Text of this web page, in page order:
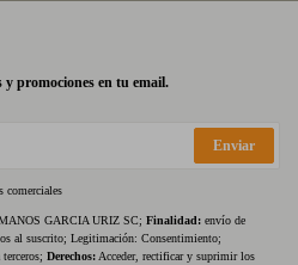
y promociones en tu email.
Enviar
comerciales
GARCIA URIZ SC; Finalidad: envío de
al suscrito; Legitimación: Consentimiento;
Derechos: Acceder, rectificar y suprimir los